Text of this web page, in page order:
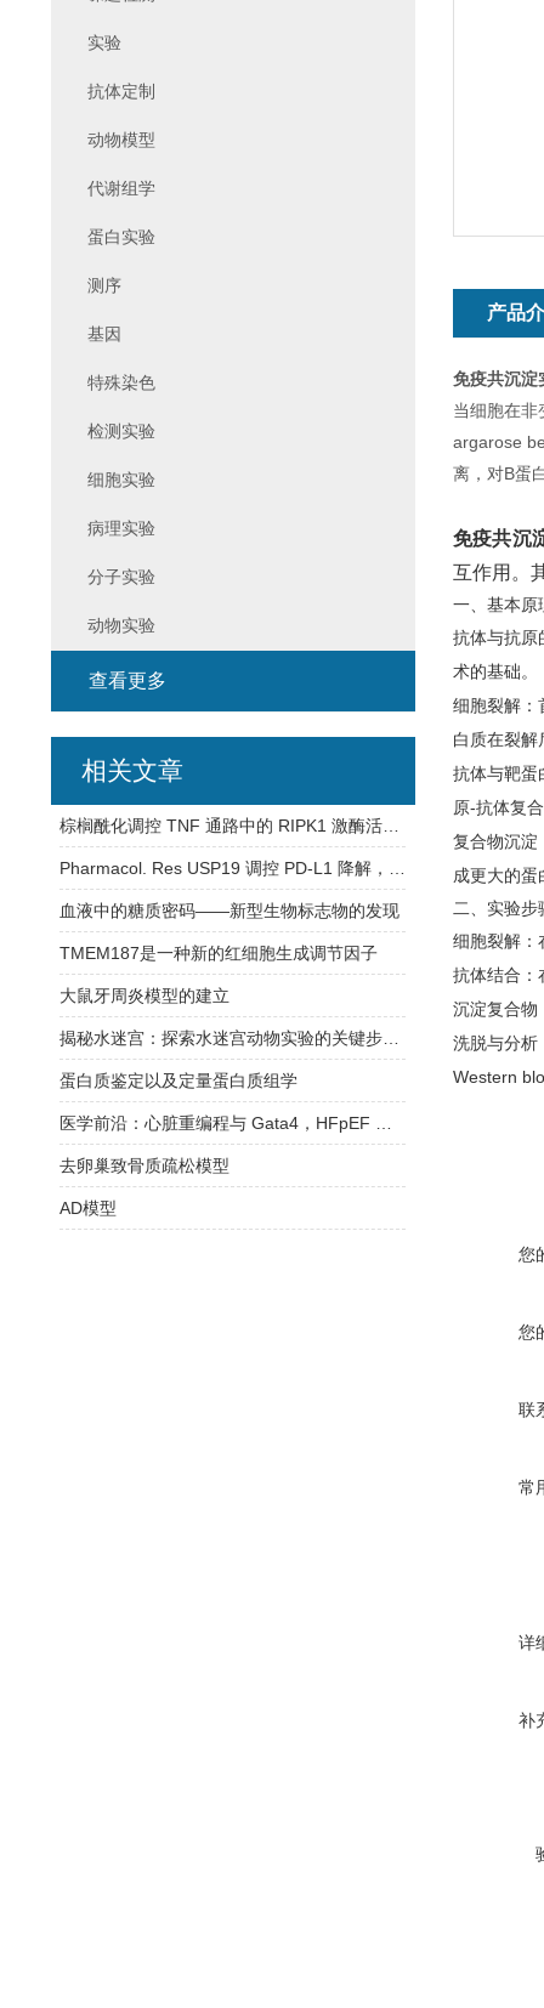
产品
免疫共沉淀
当细胞在非
argarose
离，对B蛋
免疫共沉
互作用。
一、基本原
抗体与抗原
术的基础。
细胞裂解：
白质在裂解
抗体与靶蛋
原-抗体复
复合物沉淀
成更大的蛋
二、实验步
细胞裂解：
抗体结合
沉淀复合物
洗脱与分析
Western
您
您
联
常
详
补
实验
抗体定制
动物模型
代谢组学
蛋白实验
测序
基因
特殊染色
检测实验
细胞实验
病理实验
分子实验
动物实验
查看更多
相关文章
血液中的糖质密码——新型生物标志物的发现
TMEM187是一种新的红细胞生成调节因子
大鼠牙周炎模型的建立
蛋白质鉴定以及定量蛋白质组学
去卵巢致骨质疏松模型
AD模型